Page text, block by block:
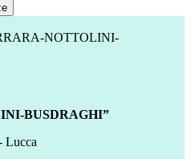
NOTTOLINI-
BUSDRAGHI”
Lucca